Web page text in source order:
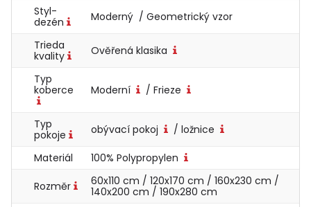
Styl-
dezén
Moderný / Geometrický vzor
Trieda
kvality
Ověřená klasika
Typ
koberce
Moderní / Frieze
Typ
pokoje
obývací pokoj / ložnice
Materiál 100% Polypropylen
Rozměr
60x110 cm / 120x170 cm / 160x230 cm /
140x200 cm / 190x280 cm